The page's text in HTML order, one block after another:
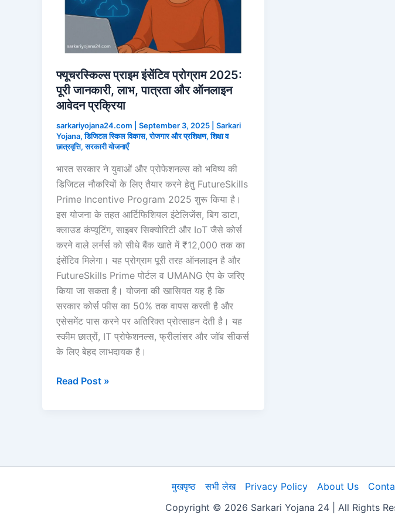
फ्यूचरस्किल्स प्राइम इंसेंटिव प्रोग्राम 2025:
पूरी जानकारी, लाभ, पात्रता और ऑनलाइन
आवेदन प्रक्रिया
sarkariyojana24.com September 3, 2025
Sarkari
Yojana,डिजिटल स्किल विकास,रोजगार और प्रशिक्षण,शिक्षा व
छात्रवृत्ति,सरकारी योजनाएँ
भारत सरकार ने युवाओं और प्रोफेशनल्स को भविष्य की
डिजिटल नौकरियों के लिए तैयार करने हेतु FutureSkills
Prime Incentive Program 2025 शुरू किया है।
इस योजना के तहत आर्टिफिशियल इंटेलिजेंस, बिग डाटा,
क्लाउड कंप्यूटिंग, साइबर सिक्योरिटी और IoT जैसे कोर्स
करने वाले लर्नर्स को सीधे बैंक खाते में ₹12,000 तक का
इंसेंटिव मिलेगा। यह प्रोग्राम पूरी तरह ऑनलाइन है और
FutureSkills Prime पोर्टल व UMANG ऐप के जरिए
किया जा सकता है। योजना की खासियत यह है कि
सरकार कोर्स फीस का 50% तक वापस करती है और
एसेसमेंट पास करने पर अतिरिक्त प्रोत्साहन देती है। यह
स्कीम छात्रों, IT प्रोफेशनल्स, फ्रीलांसर और जॉब सीकर्स
के लिए बेहद लाभदायक है।
फ्यूचरस्किल्स
Read Post »
मुखपृष्ठ सभी लेख Privacy Policy About Us
Copyright © 2026 Sarkari Yojana 24 | All Rights